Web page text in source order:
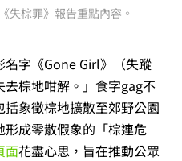
失棕罪》報告重點內容。
名字《Gone Girl》（失蹤
棕地咁解。」食字gag不
象徵棕地擴散至郊野公園
成零散假象的「棕連危
面花盡心思，旨在推動公眾